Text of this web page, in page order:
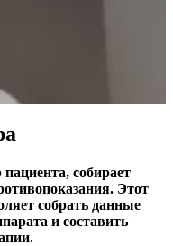
собирает
Этот
собрать данные
и составить